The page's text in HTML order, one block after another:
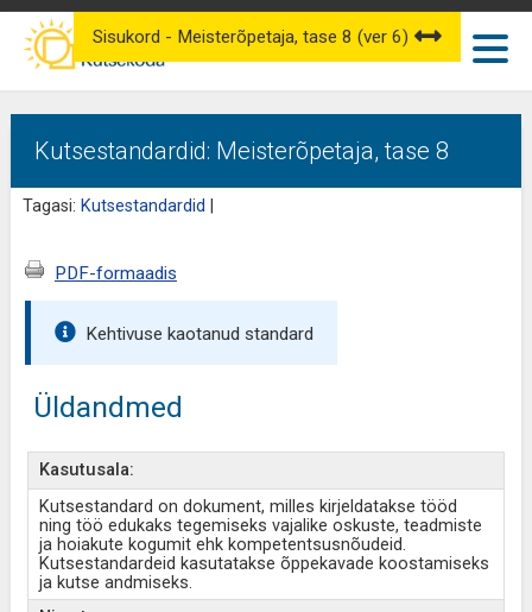
Kutsestandardid: Meisterõpetaja, tase 8
Tagasi: Kutsestandardid
Sisukord - Meisterõpetaja, tase 8 (ver 6)
PDF-formaadis
Kehtivuse kaotanud standard
Üldandmed
Kasutusala:
Kutsestandard on dokument, milles kirjeldatakse tööd
ning töö edukaks tegemiseks vajalike oskuste, teadmiste
ja hoiakute kogumit ehk kompetentsusnõudeid.
Kutsestandardeid kasutatakse õppekavade koostamiseks
ja kutse andmiseks.